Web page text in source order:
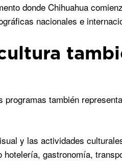
donde Chihuahua
nacionales e
también
y las actividades
hotelería, gastronomía,